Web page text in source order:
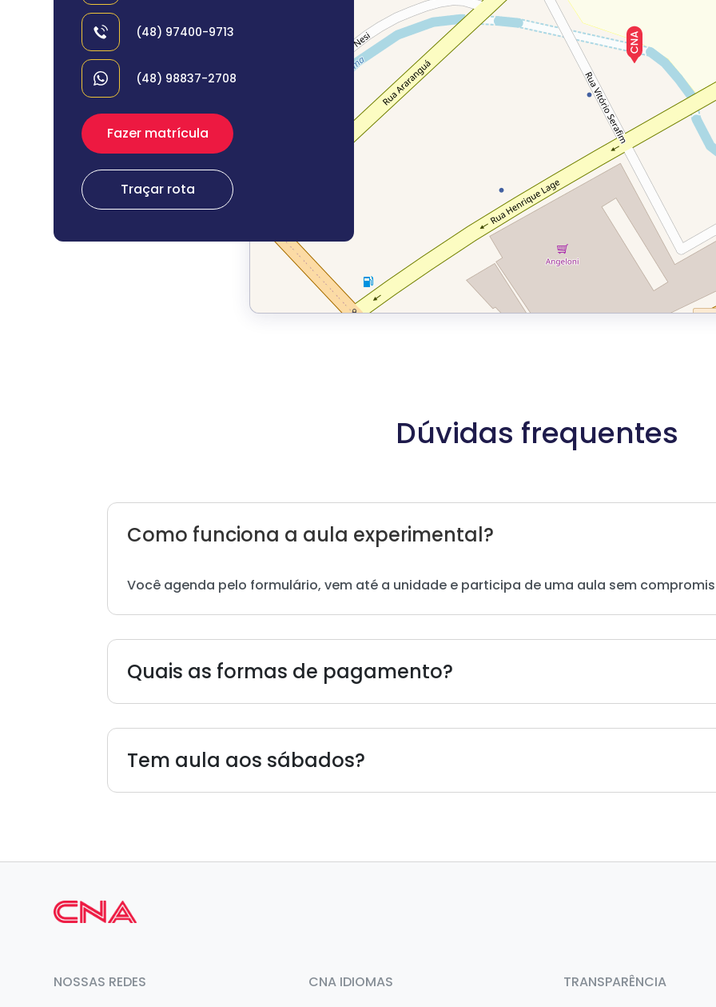
(48) 97400-9713
(48) 98837-2708
Fazer matrícula
Traçar rota
Dúvidas frequentes
Como funciona a aula experimental?
Você agenda pelo formulário, vem até a unidade e participa de uma aula sem
Quais as formas de pagamento?
Tem aula aos sábados?
NOSSAS REDES CNA IDIOMAS TRANSPARÊNCIA